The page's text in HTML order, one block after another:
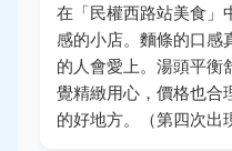
在「民權西路站美食」
感的小店。麵條的口感
的人會愛上。湯頭平衡
覺精緻用心，價格也合
的好地方。（第四次出